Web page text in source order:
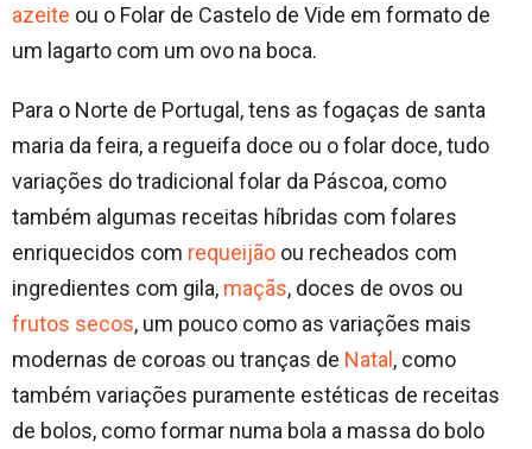
azeite ou o Folar de Castelo de Vide em formato de
um lagarto com um ovo na boca.
Para o Norte de Portugal, tens as fogaças de santa
maria da feira, a regueifa doce ou o folar doce, tudo
variações do tradicional folar da Páscoa, como
também algumas receitas híbridas com folares
enriquecidos com requeijão ou recheados com
ingredientes com gila, maçãs, doces de ovos ou
frutos secos, um pouco como as variações mais
modernas de coroas ou tranças de Natal, como
também variações puramente estéticas de receitas
de bolos, como formar numa bola a massa do bolo